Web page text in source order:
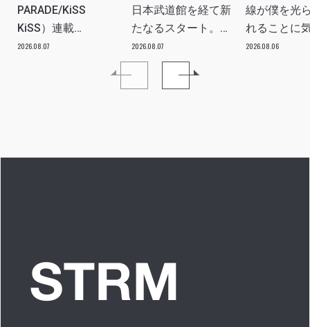
PARADE/KiSS
KiSS）連載
vol.113「読者からの
質問”のんちゃんはラ
2026.08.07
日本武道館を経て新
たなるスタート。
≒JOYにしかない魅
力を磨いていきた
2026.08.07
線が僕を光
れることに
た」
2026.08.06